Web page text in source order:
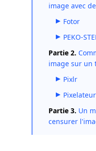
image avec
Fotor
PEKO-
Partie 2.
image sur un
Pixlr
Pixelateur
Partie 3. Un
censurer